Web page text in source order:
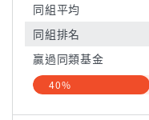
同組平均
同組排名
贏過同類基金
40%